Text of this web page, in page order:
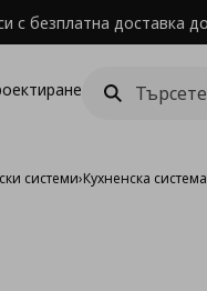
с безплатна доставка
системи›Кухненска